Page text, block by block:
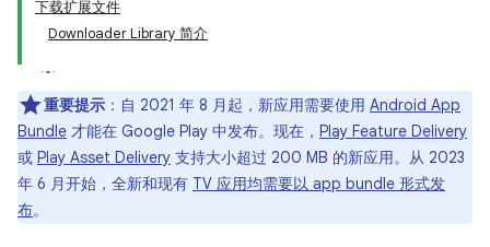
下载扩展文件
Downloader Library 简介
重要提示 ：自 2021 年 8 月起，新应用需要使用 Android App
Bundle 才能在 Google Play 中发布。现在， Play Feature Delivery
或 Play Asset Delivery 支持大小超过 200 MB 的新应用。从 2023
年 6 月开始，全新和现有 TV 应用均需要以 app bundle 形式发
布。